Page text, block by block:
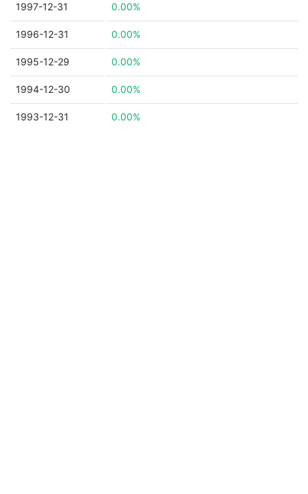
1997-12-31 0.00%
1996-12-31 0.00%
1995-12-29 0.00%
1994-12-30 0.00%
1993-12-31 0.00%